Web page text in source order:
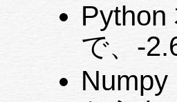
Python
で、-